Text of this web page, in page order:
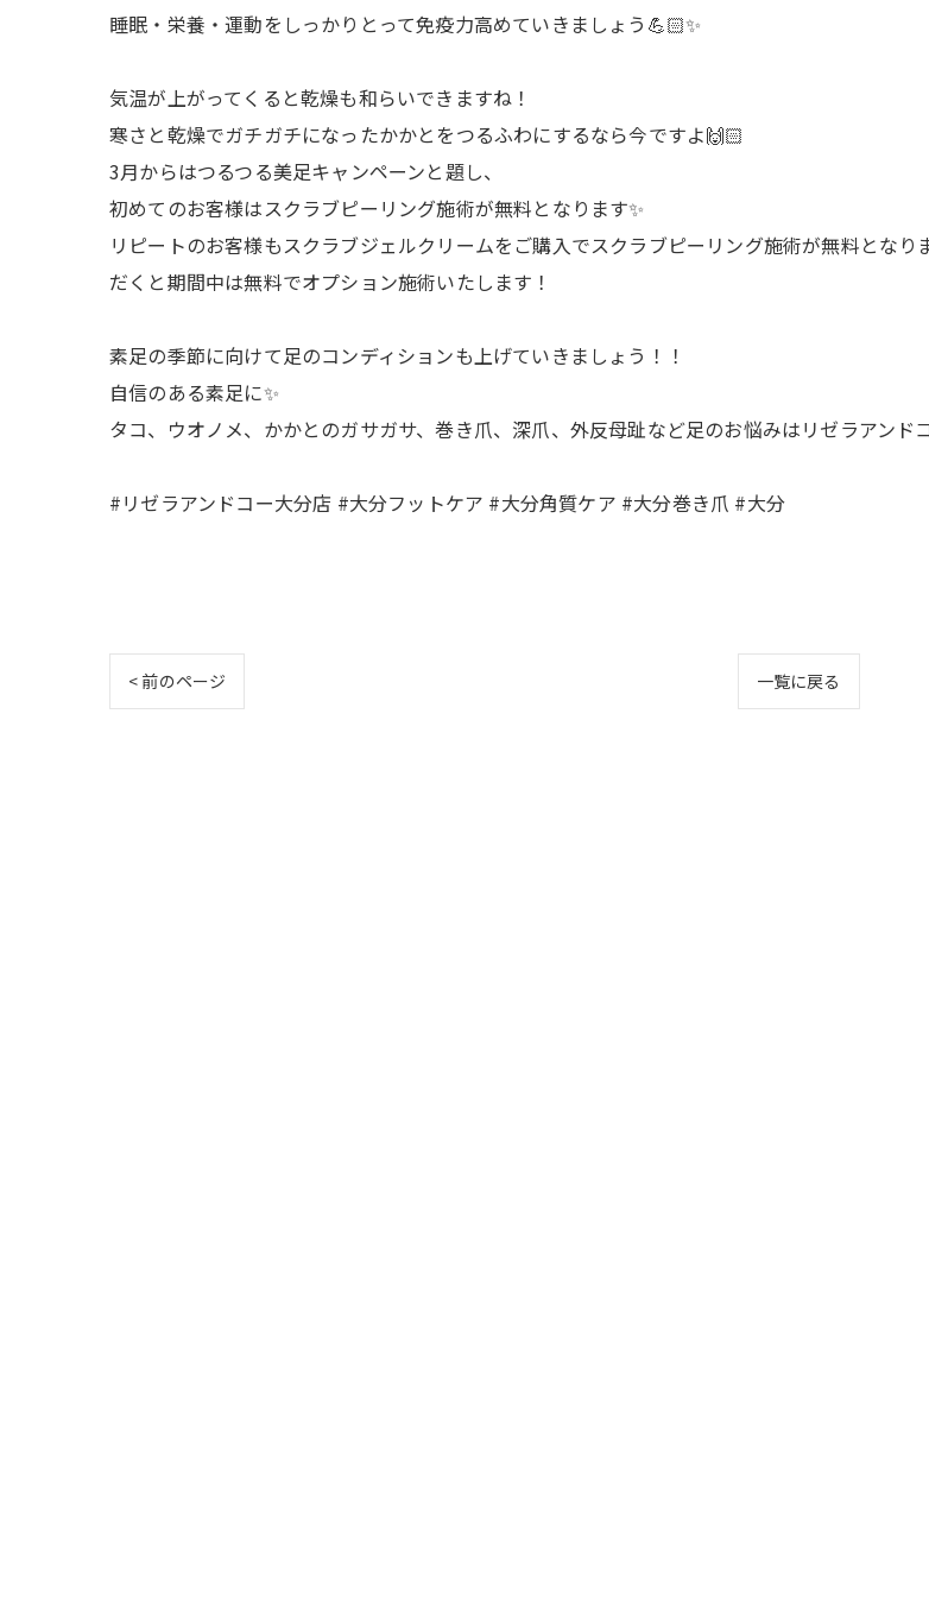
睡眠・栄養・運動をしっかりとって免疫力高めていきましょう💪🏻✨
気温が上がってくると乾燥も和らいできますね！
寒さと乾燥でガチガチになったかかとをつるふわにするなら今ですよ🙌🏻
3月からはつるつる美足キャンペーンと題し、
初めてのお客様はスクラブピーリング施術が無料となります✨
リピートのお客様もスクラブジェルクリームをご購入でスクラブピーリング施術が無料とな
だくと期間中は無料でオプション施術いたします！
素足の季節に向けて足のコンディションも上げていきましょう！！
自信のある素足に✨
タコ、ウオノメ、かかとのガサガサ、巻き爪、深爪、外反母趾など足のお悩みはリゼラアンド
#リゼラアンドコー大分店 #大分フットケア #大分角質ケア #大分巻き爪 #大分
< 前のページ 一覧に戻る